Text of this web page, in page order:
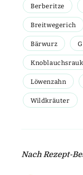
Berberitze
Breitwegerich
Bärwurz
Löwenzahn
Wildkräuter
Nach Rezept-